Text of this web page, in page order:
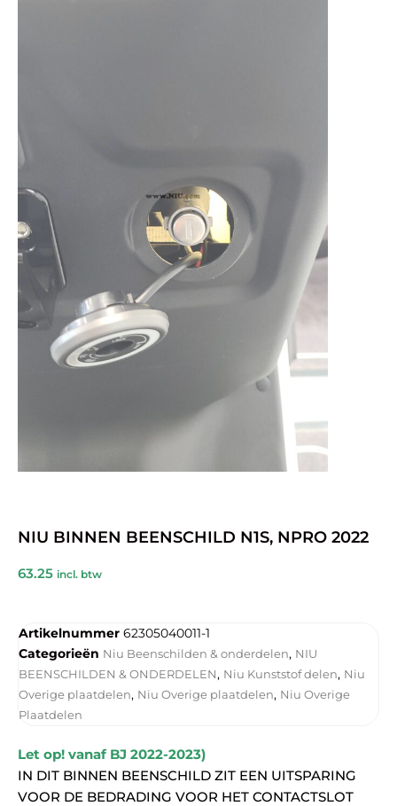
NIU BINNEN BEENSCHILD N1S, NPRO 2022
63.25 incl. btw
Artikelnummer 62305040011-1
Categorieën Niu Beenschilden & onderdelen, NIU
BEENSCHILDEN & ONDERDELEN, Niu Kunststof delen, Niu
Overige plaatdelen, Niu Overige plaatdelen, Niu Overige
Plaatdelen
Let op! vanaf BJ 2022-2023)
IN DIT BINNEN BEENSCHILD ZIT EEN UITSPARING
VOOR DE BEDRADING VOOR HET CONTACTSLOT